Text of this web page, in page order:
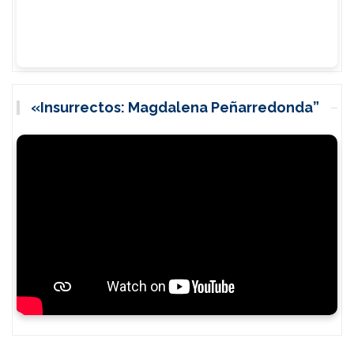
«Insurrectos: Magdalena Peñarredonda”